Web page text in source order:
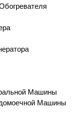
Машины
Машины